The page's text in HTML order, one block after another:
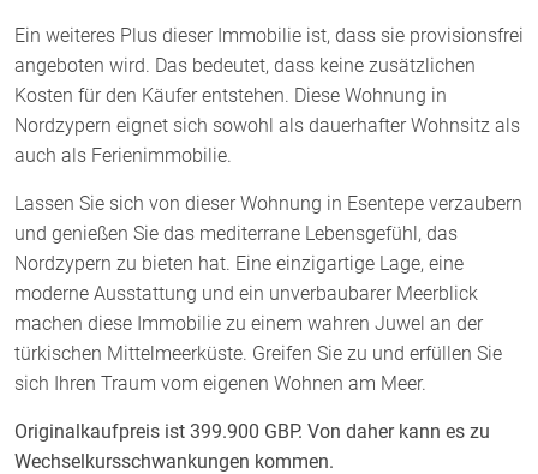
Ein weiteres Plus dieser Immobilie ist, dass sie provisionsfrei
angeboten wird. Das bedeutet, dass keine zusätzlichen
Kosten für den Käufer entstehen. Diese Wohnung in
Nordzypern eignet sich sowohl als dauerhafter Wohnsitz als
auch als Ferienimmobilie.
Lassen Sie sich von dieser Wohnung in Esentepe verzaubern
und genießen Sie das mediterrane Lebensgefühl, das
Nordzypern zu bieten hat. Eine einzigartige Lage, eine
moderne Ausstattung und ein unverbaubarer Meerblick
machen diese Immobilie zu einem wahren Juwel an der
türkischen Mittelmeerküste. Greifen Sie zu und erfüllen Sie
sich Ihren Traum vom eigenen Wohnen am Meer.
Originalkaufpreis ist 399.900 GBP. Von daher kann es zu
Wechselkursschwankungen kommen.